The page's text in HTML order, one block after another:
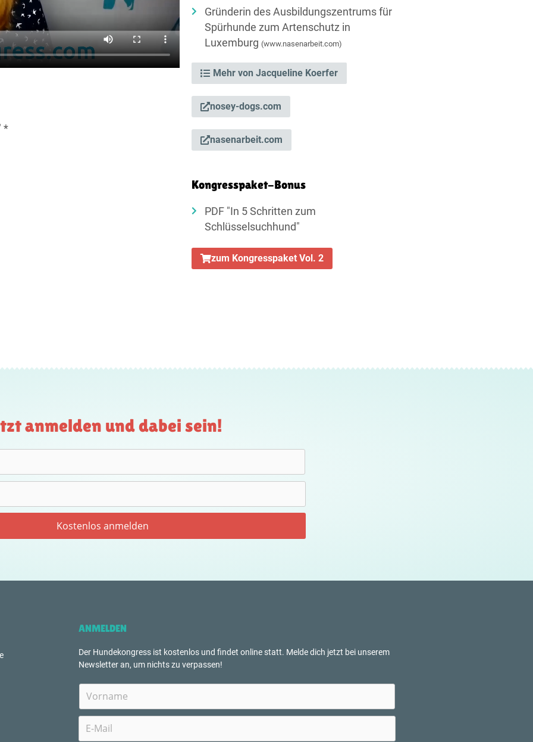
*
Gründerin des Ausbildungszentrums für
Spürhunde zum Artenschutz in
Luxemburg (www.nasenarbeit.com)
Mehr von Jacqueline Koerfer
nosey-dogs.com
nasenarbeit.com
Kongresspaket-Bonus
PDF "In 5 Schritten zum
Schlüsselsuchhund"
zum Kongresspaket Vol. 2
anmelden und dabei sein!
ANMELDEN
Der Hundekongress ist kostenlos und findet online statt. Melde dich jetzt bei unserem
Newsletter an, um nichts zu verpassen!